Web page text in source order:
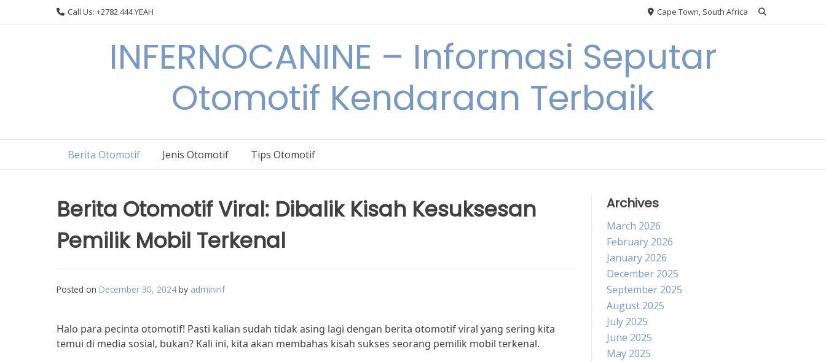
Call Us: +2782 444 YEAH Cape Town, South Africa
INFERNOCANINE – Informasi Seputar
Otomotif Kendaraan Terbaik
Berita Otomotif Jenis Otomotif Tips Otomotif
Berita Otomotif Viral: Dibalik Kisah Kesuksesan
Pemilik Mobil Terkenal
Posted on December 30, 2024 by admininf
Halo para pecinta otomotif! Pasti kalian sudah tidak asing lagi dengan berita otomotif viral yang sering kita
temui di media sosial, bukan? Kali ini, kita akan membahas kisah sukses seorang pemilik mobil terkenal.
Archives
March 2026
February 2026
January 2026
December 2025
September 2025
August 2025
July 2025
June 2025
May 2025